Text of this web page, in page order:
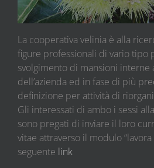
La cooperativa velinia è alla
figure professionali di vario tipo
svolgimento di mansioni interne
dell’azienda ed in fase di più
definizione per attività di
Gli interessati di ambo i sessi
sono pregati di inviare il loro
vitae attraverso il modulo “lavora
seguente link